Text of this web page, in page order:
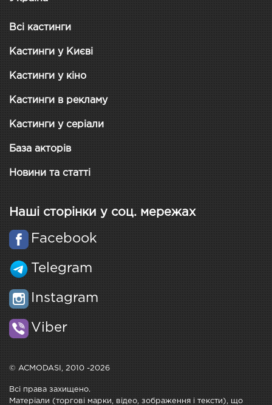
Всі кастинги
Кастинги у Києві
Кастинги у кіно
Кастинги в рекламу
Кастинги у серіали
База акторів
Новини та статті
Наші сторінки у соц. мережах
Facebook
Telegram
Instagram
Viber
© ACMODASI, 2010 -2026
Всі права захищено.
Матеріали (торгові марки, відео, зображення і тексти), що